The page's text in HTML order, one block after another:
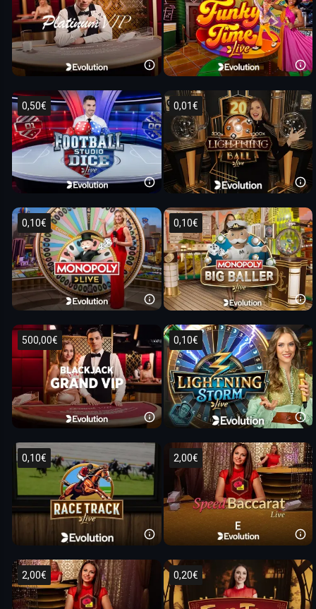
0,50€ 0,01€
0,10€ 0,10€
500,00€ 0,10€
0,10€ 2,00€
2,00€ 0,20€